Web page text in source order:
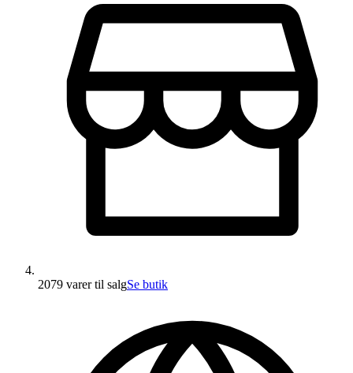
2079 varertil salgSe butik